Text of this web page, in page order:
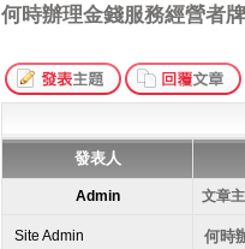
何時辦理金錢服務經營者
發表人
Admin 文章
Site Admin 何時